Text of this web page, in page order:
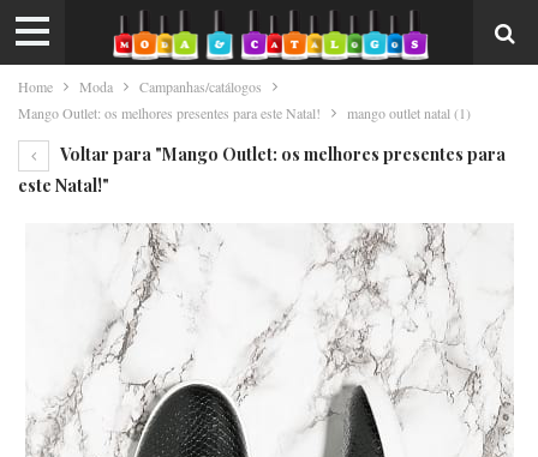
Home Moda
Campanhas/catálogos
Mango Outlet: os melhores presentes para este Natal!
mango outlet natal (1)
Voltar para "Mango Outlet: os melhores presentes para
este Natal!"